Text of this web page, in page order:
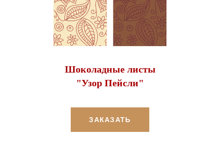
Шоколадные листы
"Узор Пейсли"
ЗАКАЗАТЬ